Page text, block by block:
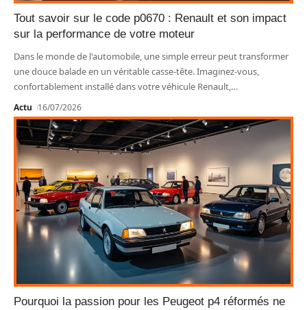
Tout savoir sur le code p0670 : Renault et son impact
sur la performance de votre moteur
Dans le monde de l'automobile, une simple erreur peut transformer
une douce balade en un véritable casse-tête. Imaginez-vous,
confortablement installé dans votre véhicule Renault, …
Actu 16/07/2026
Pourquoi la passion pour les Peugeot p4 réformés ne